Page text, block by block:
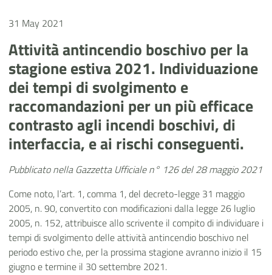
31 May 2021
Attività antincendio boschivo per la
stagione estiva 2021. Individuazione
dei tempi di svolgimento e
raccomandazioni per un più efficace
contrasto agli incendi boschivi, di
interfaccia, e ai rischi conseguenti.
Pubblicato nella Gazzetta Ufficiale n° 126 del 28 maggio 2021
Come noto, l’art. 1, comma 1, del decreto-legge 31 maggio
2005, n. 90, convertito con modificazioni dalla legge 26 luglio
2005, n. 152, attribuisce allo scrivente il compito di individuare i
tempi di svolgimento delle attività antincendio boschivo nel
periodo estivo che, per la prossima stagione avranno inizio il 15
giugno e termine il 30 settembre 2021.